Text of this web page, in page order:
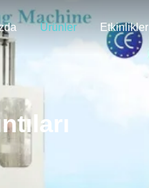
Ürünler Etkinlikler